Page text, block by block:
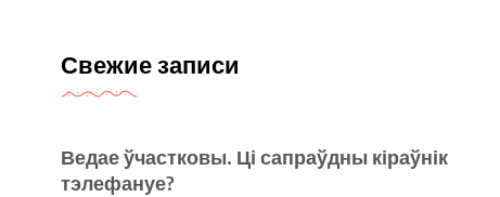
Свежие записи
Ведае ўчастковы. Ці сапраўдны кіраўнік
тэлефануе?